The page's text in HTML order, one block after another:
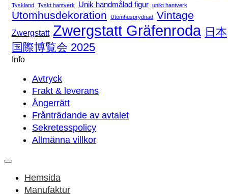
Tyskland Tyskt hantverk Unik handmålad figur unikt hantverk
Utomhusdekoration Utomhusprydnad Vintage
Zwergstatt Zwergstatt Gräfenroda 日本
国際博覧会 2025
Info
Avtryck
Frakt & leverans
Ångerrätt
Frånträdande av avtalet
Sekretesspolicy
Allmänna villkor
Hemsida
Manufaktur